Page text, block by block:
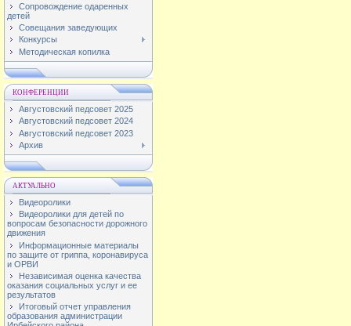
Сопровождение одаренных
детей
Совещания заведующих
Конкурсы
Методическая копилка
КОНФЕРЕНЦИИ
Августовский педсовет 2025
Августовский педсовет 2024
Августовский педсовет 2023
Архив
АКТУАЛЬНО
Видеоролики
Видеоролики для детей по
вопросам безопасности дорожного
движения
Информационные материалы
по защите от гриппа, коронавируса
и ОРВИ
Независимая оценка качества
оказания социальных услуг и ее
результатов
Итоговый отчет управления
образования администрации